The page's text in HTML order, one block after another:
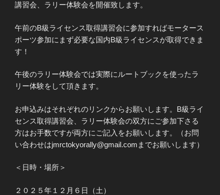
講習会、ラリー体験会を開催致します。
午前のB級ライセンス取得講習会に参加すればモータース
ポーツ参加にまず必要な国内B級ライセンスが取得できま
す！
午後のラリー体験会では実際にルートブックを使ったラ
リー体験をして頂きます。
お申込みはそれぞれのリンクからお願いします。B級ライ
センス取得講習会、ラリー体験会の双方にご参加下さる
方はお手数ですが両方にご記入をお願いします。（お問
い合わせはjmrctokyorally@gmail.comまでお願いします）
＜日時・場所＞
２０２５年１２月６日（土）